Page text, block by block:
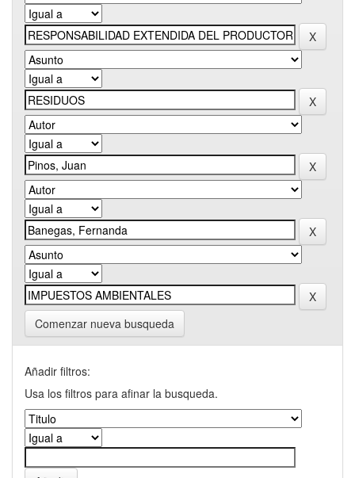
Comenzar nueva busqueda
Añadir filtros:
Usa los filtros para afinar la busqueda.